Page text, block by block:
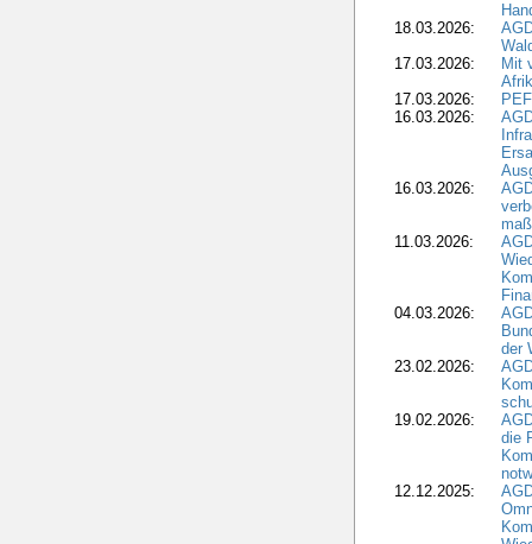
18.03.2026:
17.03.2026:
Mit
17.03.2026:
16.03.2026:
16.03.2026:
11.03.2026:
04.03.2026:
der
23.02.2026:
19.02.2026:
die
12.12.2025: